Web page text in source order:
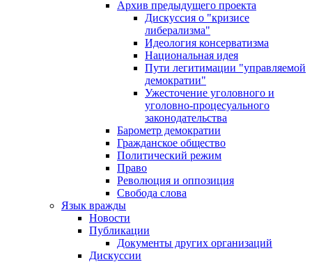
Архив предыдущего проекта
Дискуссия о "кризисе
либерализма"
Идеология консерватизма
Национальная идея
Пути легитимации "управляемой
демократии"
Ужесточение уголовного и
уголовно-процесуального
законодательства
Барометр демократии
Гражданское общество
Политический режим
Право
Революция и оппозиция
Свобода слова
Язык вражды
Новости
Публикации
Документы других организаций
Дискуссии